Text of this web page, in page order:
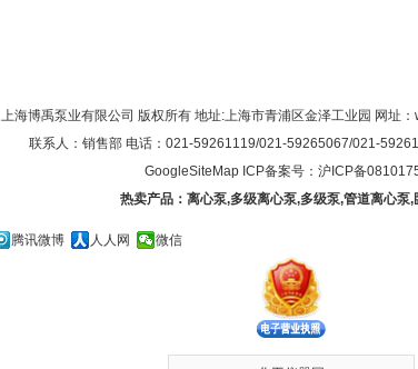
上海博禹泵业有限公司 版权所有 地址:上海市青浦区金泽工业园 网址：
联系人：销售部 电话：021-59261119/021-59265067/021-
GoogleSiteMap ICP备案号： 沪ICP备
热卖产品： 离心泵,多级离心泵,多级泵,管道离心泵,
腾讯微博 人人网 微信